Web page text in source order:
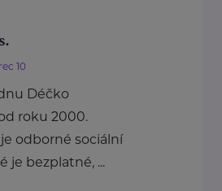
10
Déčko
roku 2000.
odborné sociální
je bezplatné, ...